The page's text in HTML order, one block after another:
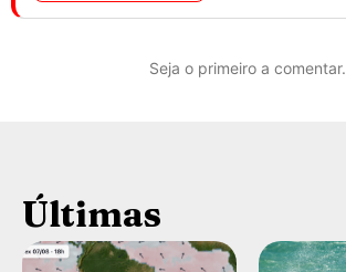
Seja o primeiro a comentar.
Últimas